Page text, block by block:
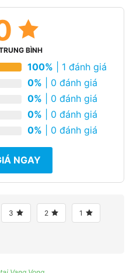
BÌNH
100% | 1 đánh giá
0% | 0 đánh giá
0% | 0 đánh giá
0% | 0 đánh giá
0% | 0 đánh giá
NGAY
3 2 1